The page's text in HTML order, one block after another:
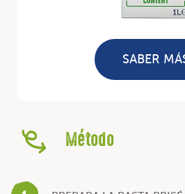
SABER
Método